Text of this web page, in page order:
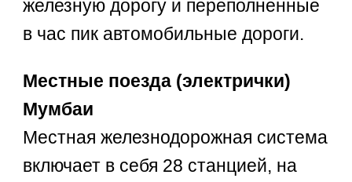
железную дорогу и переполненные
в час пик автомобильные дороги.
Местные поезда (электрички)
Мумбаи
Местная железнодорожная система
включает в себя 28 станцией, на